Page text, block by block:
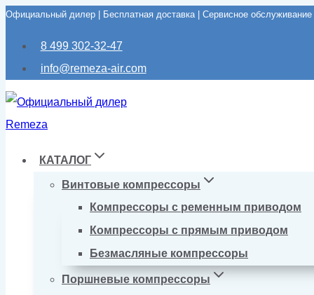
Перейти
Официальный дилер | Бесплатная доставка | Сервисное обслуживание
8 499 302-32-47
info@remeza-air.com
КАТАЛОГ
Винтовые компрессоры
Компрессоры с ременным приводом
Компрессоры с прямым приводом
Безмасляные компрессоры
Поршневые компрессоры